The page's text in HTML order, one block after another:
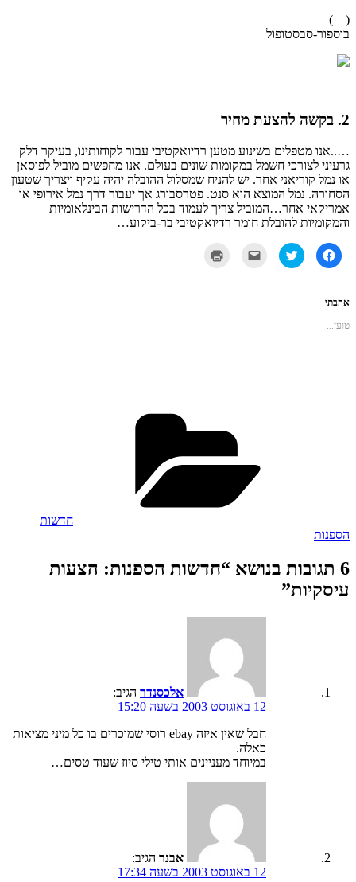
(—)
בוספור-סבסטופול
2. בקשה להצעת מחיר
…..אנו מטפלים בשינוע מטען רדיואקטיבי עבור לקוחותינו, בעיקר דלק
גרעיני לצורכי חשמל במקומות שונים בעולם. אנו מחפשים מוביל לפוסאן
או נמל קוריאני אחר. יש להניח שמסלול ההובלה יהיה עקיף ויצריך שטעון
הסחורה. נמל המוצא הוא סנט. פטרסבורג אך יעבור דרך נמל אירופי או
אמריקאי אחר…המוביל צריך לעמוד בכל הדרישות הבינלאומיות
והמקומיות להובלת חומר רדיואקטיבי בר-ביקוע…
לחיצה
לשיתוף
בפייסבוק
לחצו
כדי
אהבתי
טוען...
חדשות
הספנות
6 תגובות בנושא “חדשות הספנות: הצעות
עיסקיות”
אלכסנדר הגיב:
12 באוגוסט 2003 בשעה 15:20
חבל שאין איזה ebay רוסי שמוכרים בו כל מיני מציאות
כאלה.
במיוחד מעניינים אותי טילי סיוז שעוד טסים…
אבנר הגיב:
12 באוגוסט 2003 בשעה 17:34